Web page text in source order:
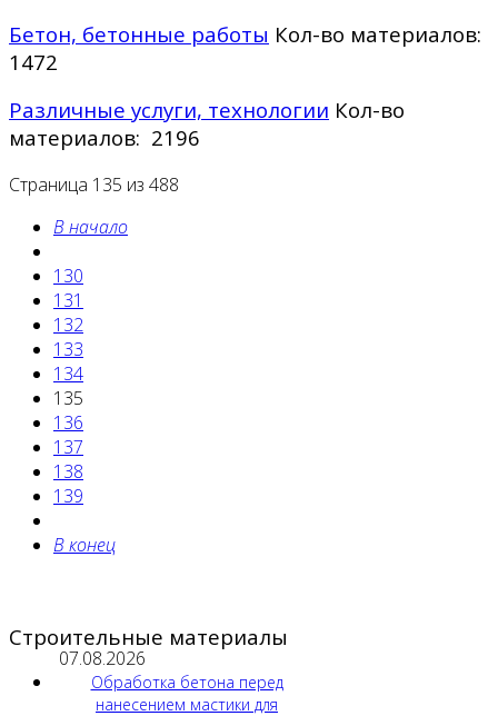
Бетон, бетонные работы Кол-во материалов:
1472
Различные услуги, технологии Кол-во
материалов: 2196
Страница 135 из 488
В начало
130
131
132
133
134
135
136
137
138
139
В конец
Строительные материалы
07.08.2026
Обработка бетона перед
нанесением мастики для